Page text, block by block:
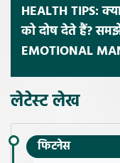
HEALTH TIPS:
को दोष देते हैं?
EMOTIONAL
लेटेस्ट लेख
फिटनेस